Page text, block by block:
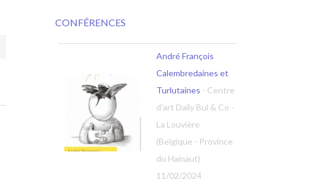
CONFÉRENCES
André François
Calembredaines et
Turlutaines - Centre
d'art Daily Bul & Co -
La Louvière
(Belgique - Province
du Hainaut)
11/02/2024